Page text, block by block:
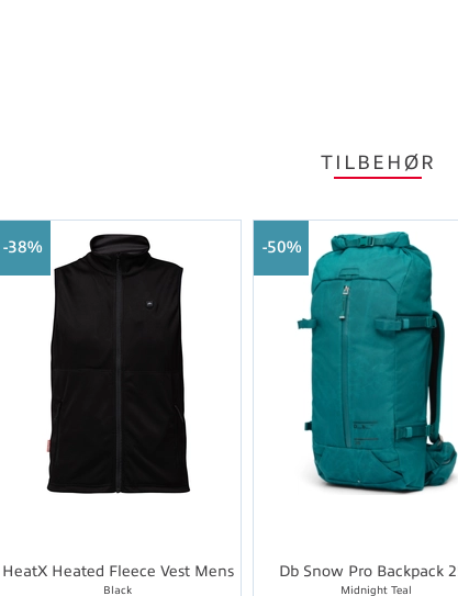
TILBEHØR
38%
HeatX Heated Fleece Vest Mens
Black
50%
Db Snow Pro Backpack
Midnight Teal